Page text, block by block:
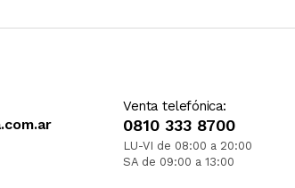
Venta telefónica:
0810 333 8700
LU-VI de 08:00 a 20:00
SA de 09:00 a 13:00